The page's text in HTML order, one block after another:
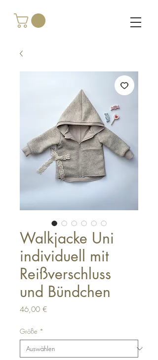
Walkjacke Uni
individuell mit
Reißverschluss
und Bündchen
46,00 €Preis
Größe *